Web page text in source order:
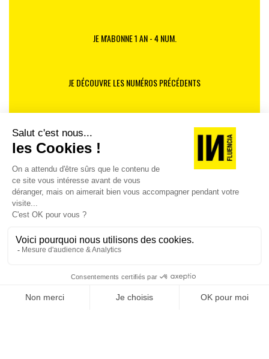
JE M'ABONNE 1 AN - 4 NUM.
JE DÉCOUVRE LES NUMÉROS PRÉCÉDENTS